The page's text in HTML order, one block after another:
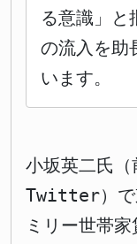
る意識」と
の流入を助
います。
小坂英二氏（
Twitter）で
ミリー世帯